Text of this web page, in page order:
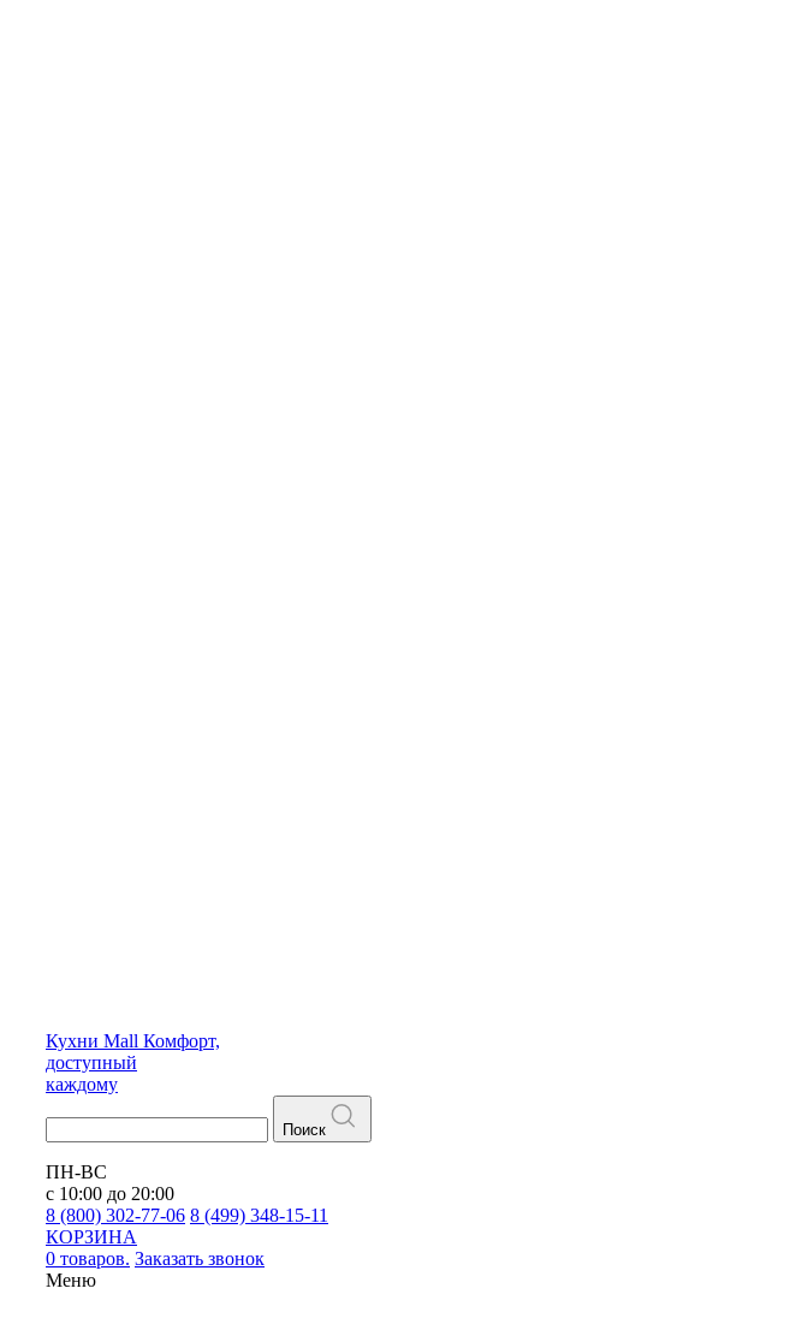
Кухни Mall Комфорт,
доступный
каждому
Поиск
ПН-ВС
с 10:00 до 20:00
8 (800) 302-77-06 8 (499) 348-15-11
КОРЗИНА
0 товаров. Заказать звонок
Меню